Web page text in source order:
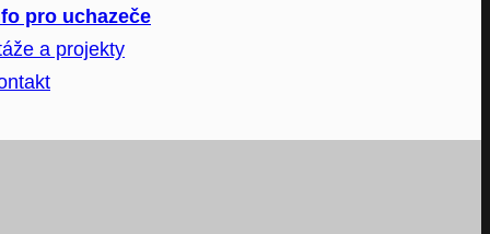
pro uchazeče
a projekty